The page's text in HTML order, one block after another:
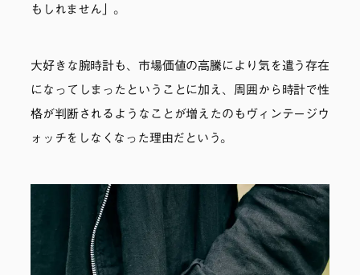
もしれません」。
大好きな腕時計も、市場価値の高騰により気を遣う存在
になってしまったということに加え、周囲から時計で性
格が判断されるようなことが増えたのもヴィンテージウ
ォッチをしなくなった理由だという。